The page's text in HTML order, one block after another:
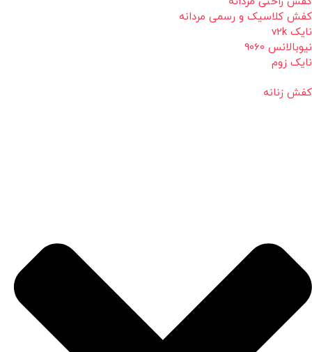
کفش کلاسیک و رسمی مردانه
نایک v2k
نیوبالانس 9060
نایک زوم
کفش زنانه